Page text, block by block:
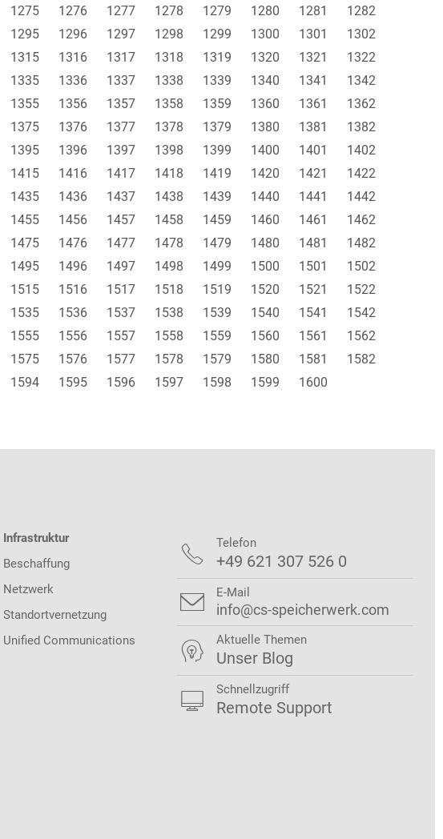
1275 1276 1277 1278 1279 1280 1281
1282
1295 1296 1297 1298 1299 1300 1301
1302
1315 1316 1317 1318 1319 1320 1321
1322
1335 1336 1337 1338 1339 1340 1341
1342
1355 1356 1357 1358 1359 1360 1361
1362
1375 1376 1377 1378 1379 1380 1381
1382
1395 1396 1397 1398 1399 1400 1401
1402
1415 1416 1417 1418 1419 1420 1421
1422
1435 1436 1437 1438 1439 1440 1441
1442
1455 1456 1457 1458 1459 1460 1461
1462
1475 1476 1477 1478 1479 1480 1481
1482
1495 1496 1497 1498 1499 1500 1501
1502
1515 1516 1517 1518 1519 1520 1521
1522
1535 1536 1537 1538 1539 1540 1541
1542
1555 1556 1557 1558 1559 1560 1561
1562
1575 1576 1577 1578 1579 1580 1581
1582
1594 1595 1596 1597 1598 1599 1600
Infrastruktur
Beschaffung
Netzwerk
Standortvernetzung
Unified Communications
 Telefon
+49 621 307 526 0
 E-Mail
info@cs-speicherwerk.com
 Aktuelle Themen
Unser Blog
 Schnellzugriff
Remote Support